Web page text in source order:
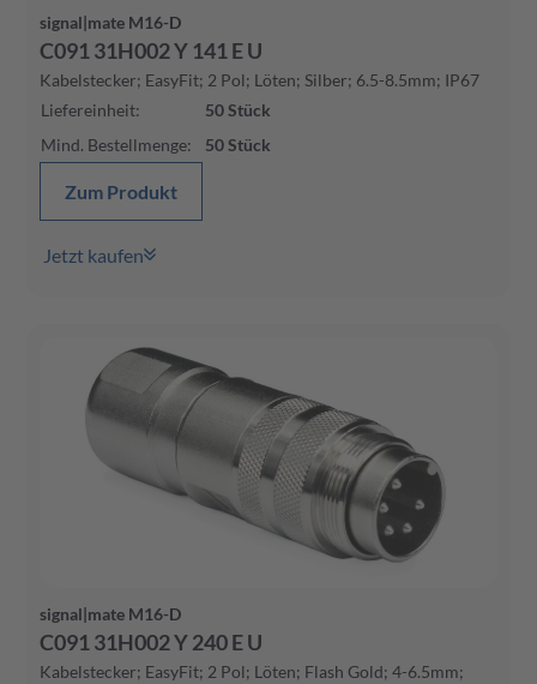
signal|mate M16-D
C091 31H002 Y 141 E U
Kabelstecker; EasyFit; 2 Pol; Löten; Silber; 6.5-8.5mm; IP67
Liefereinheit: 50Stück
Mind. Bestellmenge: 50Stück
Zum Produkt
Jetzt kaufen
signal|mate M16-D
C091 31H002 Y 240 E U
Kabelstecker; EasyFit; 2 Pol; Löten; Flash Gold; 4-6.5mm;